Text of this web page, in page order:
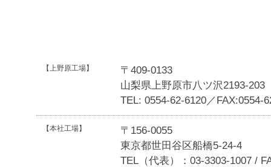
【上野原工場】
〒409-0133
山梨県上野原市八ツ沢2193-203
TEL: 0554-62-6120／FAX:0554-
【本社工場】
〒156-0055
東京都世田谷区船橋5-24-4
TEL（代表）：03-3303-1007 /